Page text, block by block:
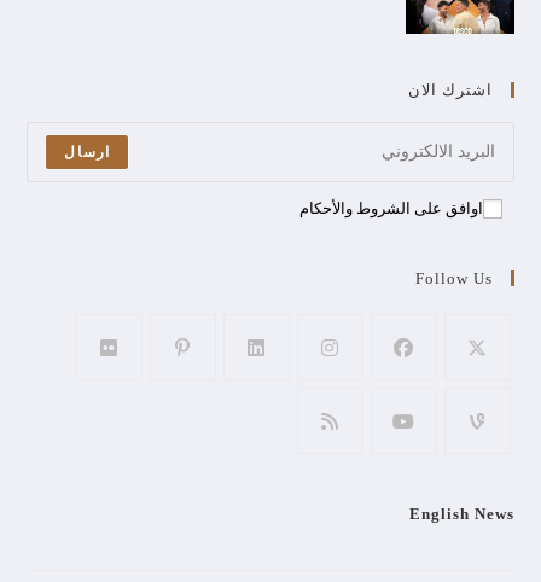
اشترك الان
ارسال
اوافق على الشروط والأحكام
Follow Us
English News